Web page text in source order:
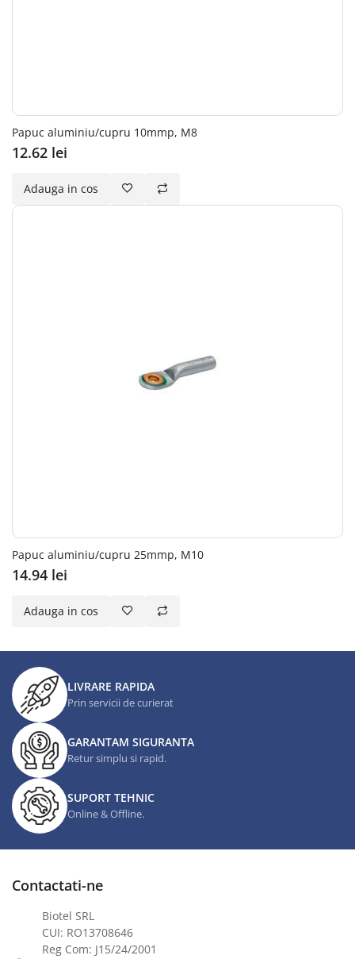
Papuc aluminiu/cupru 10mmp, M8
12.62 lei
Adauga in cos
Papuc aluminiu/cupru 25mmp, M10
14.94 lei
Adauga in cos
LIVRARE RAPIDA
Prin servicii de curierat
GARANTAM SIGURANTA
Retur simplu si rapid.
SUPORT TEHNIC
Online & Offline.
Contactati-ne
Biotel SRL
CUI: RO13708646
Reg Com: J15/24/2001